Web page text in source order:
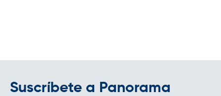
Suscríbete a Panorama